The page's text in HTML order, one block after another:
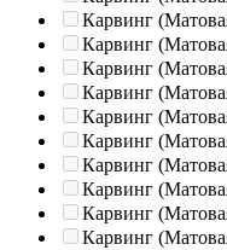
Карвинг
Карвинг
Карвинг
Карвинг
Карвинг
Карвинг
Карвинг
Карвинг
Карвинг
Карвинг